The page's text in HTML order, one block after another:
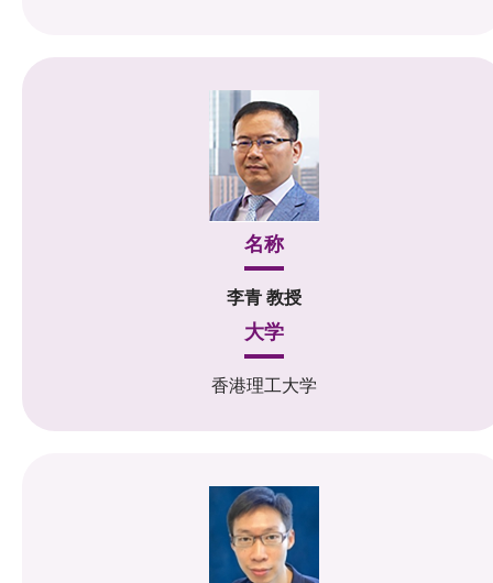
名称
李青 教授
大学
香港理工大学